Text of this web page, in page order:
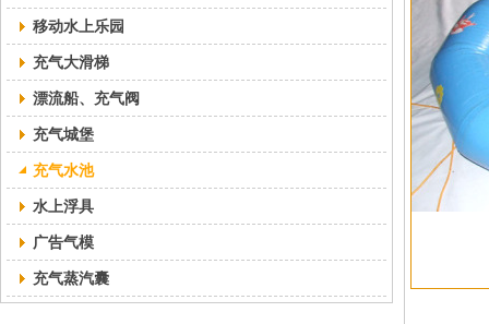
移动水上乐园
充气大滑梯
漂流船、充气阀
充气城堡
充气水池
水上浮具
广告气模
充气蒸汽囊